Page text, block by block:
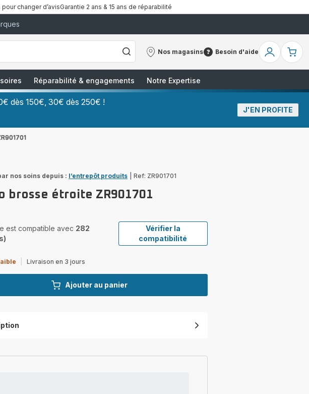
changer d’avisGarantie 2 ans & 15 ans de réparabilité
Nos magasins
Nos
Besoin d'aide
Besoin
Mon
Réparabilité & engagements Notre Expertise
dès 150€, 30€ dès 250€ !
J'EN PROFITE
nos soins depuis : l’entrepôt produits Ref: ZR901701
brosse étroite ZR901701
est compatible avec 282
Vérifier la
compatibilité
Livraison en 3 jours
Ajouter au panier